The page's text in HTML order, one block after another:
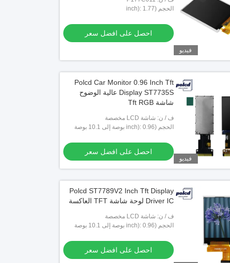
فيديو
الحجم (inch): 1.77
احصل على افضل سعر
فيديو
Polcd Car Monitor 0.96 Inch Tft
Display ST7735S عالية الوضوح
شاشة Tft RGB
ف / ن: شاشة LCD مخصصة
الحجم (inch): 0.96 بوصة إلى 10.1 بوصة
احصل على افضل سعر
Polcd ST7789V2 Inch Tft Display
Driver IC لوحة شاشة TFT العاكسة
ف / ن: شاشة LCD مخصصة
الحجم (inch): 0.96 بوصة إلى 10.1 بوصة
احصل على افضل سعر